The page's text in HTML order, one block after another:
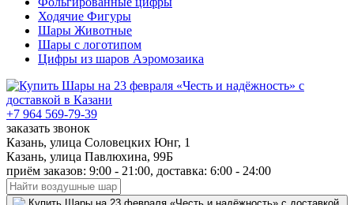
Ходячие Фигуры
Шары Животные
Шары с логотипом
Цифры из шаров Аэромозаика
+7 964 569-79-39
заказать звонок
Казань, улица Соловецких Юнг, 1
Казань, улица Павлюхина, 99Б
приём заказов: 9:00 - 21:00, доставка: 6:00 - 24:00